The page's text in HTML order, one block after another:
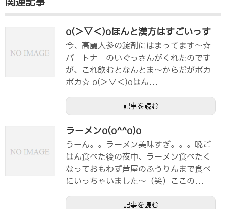
o(＞▽＜)oほんと漢方はすごいっす
今、高麗人参の錠剤にはまってます〜☆
パートナーのいぐっさんがくれたのです
が、これ飲むとなんとま〜からだがポカ
ポカ☆ o(＞▽＜)oほん...
記事を読む
ラーメンo(o^^o)o
うーん。。ラーメン美味すぎ。。。晩ご
はん食べた後の夜中、ラーメン食べたく
なっておもわず芦屋のふうりんまで食べ
にいっちゃいました〜（笑）ここの...
記事を読む